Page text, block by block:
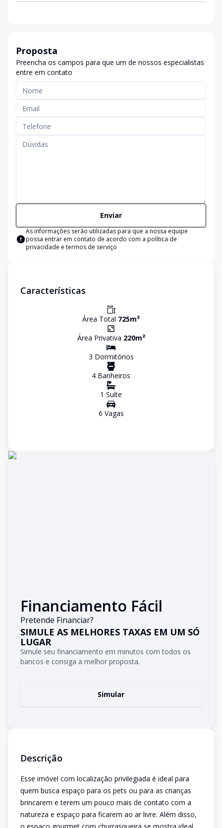
Proposta
Preencha os campos para que um de nossos especialistas
entre em contato
Enviar
As informações serão utilizadas para que a nossa equipe
possa entrar em contato de acordo com a política de
privacidade e termos de serviço
Características
Área Total 725m²
Área Privativa 220m²
3 Dormitórios
4 Banheiros
1 Suíte
6 Vagas
Financiamento Fácil
Pretende Financiar?
SIMULE AS MELHORES TAXAS EM UM SÓ
LUGAR
Simule seu financiamento em minutos com todos os
bancos e consiga a melhor proposta.
Simular
Descrição
Esse imóvel com localização privilegiada é ideal para
quem busca espaço para os pets ou para as crianças
brincarem e terem um pouco mais de contato com a
natureza e espaço para ficarem ao ar livre. Além disso,